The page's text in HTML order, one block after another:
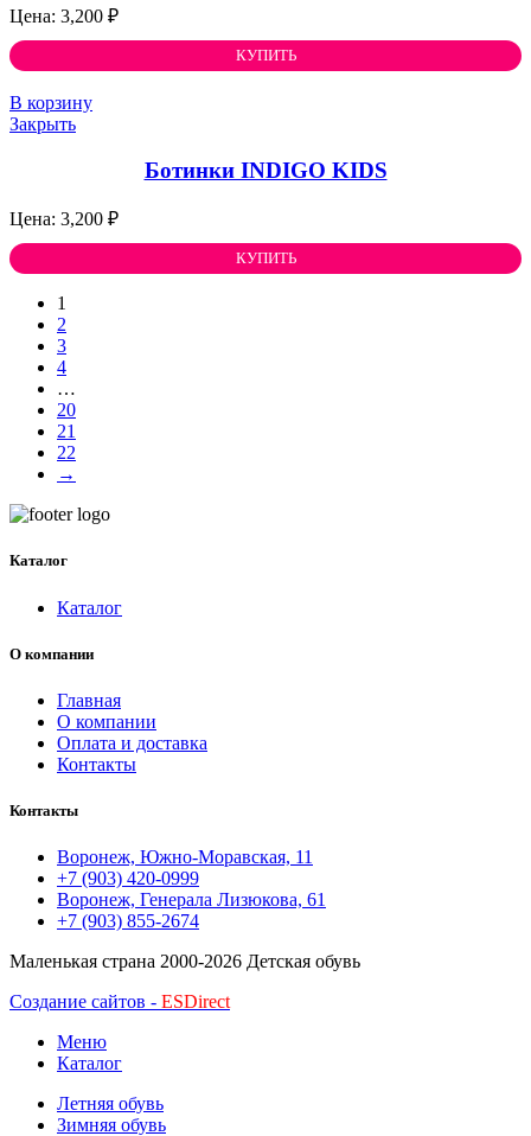
3,200 ₽
КУПИТЬ
В корзину
Закрыть
Ботинки INDIGO KIDS
3,200 ₽
КУПИТЬ
1
2
3
4
…
20
21
22
→
Каталог
Каталог
О компании
Главная
О компании
Оплата и доставка
Контакты
Контакты
Воронеж, Южно-Моравская, 11
+7 (903) 420-0999
Воронеж, Генерала Лизюкова, 61
+7 (903) 855-2674
Маленькая страна 2000-2026 Детская обувь
Создание сайтов - ESDirect
Меню
Каталог
Летняя обувь
Зимняя обувь